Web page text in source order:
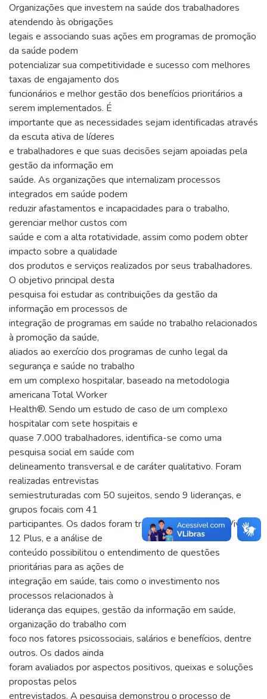
Organizações que investem na saúde dos trabalhadores
atendendo às obrigações
legais e associando suas ações em programas de promoção
da saúde podem
potencializar sua competitividade e sucesso com melhores
taxas de engajamento dos
funcionários e melhor gestão dos benefícios prioritários a
serem implementados. É
importante que as necessidades sejam identificadas através
da escuta ativa de líderes
e trabalhadores e que suas decisões sejam apoiadas pela
gestão da informação em
saúde. As organizações que internalizam processos
integrados em saúde podem
reduzir afastamentos e incapacidades para o trabalho,
gerenciar melhor custos com
saúde e com a alta rotatividade, assim como podem obter
impacto sobre a qualidade
dos produtos e serviços realizados por seus trabalhadores.
O objetivo principal desta
pesquisa foi estudar as contribuições da gestão da
informação em processos de
integração de programas em saúde no trabalho relacionados
à promoção da saúde,
aliados ao exercício dos programas de cunho legal da
segurança e saúde no trabalho
em um complexo hospitalar, baseado na metodologia
americana Total Worker
Health®. Sendo um estudo de caso de um complexo
hospitalar com sete hospitais e
quase 7.000 trabalhadores, identifica-se como uma
pesquisa social em saúde com
delineamento transversal e de caráter qualitativo. Foram
realizadas entrevistas
semiestruturadas com 50 sujeitos, sendo 9 lideranças, e
grupos focais com 41
participantes. Os dados foram tratados no sistema NVivo
12 Plus, e a análise de
conteúdo possibilitou o entendimento de questões
prioritárias para as ações de
integração em saúde, tais como o investimento nos
processos relacionados à
liderança das equipes, gestão da informação em saúde,
organização do trabalho com
foco nos fatores psicossociais, salários e benefícios, dentre
outros. Os dados ainda
foram avaliados por aspectos positivos, queixas e soluções
propostas pelos
entrevistados. A pesquisa demonstrou o processo de